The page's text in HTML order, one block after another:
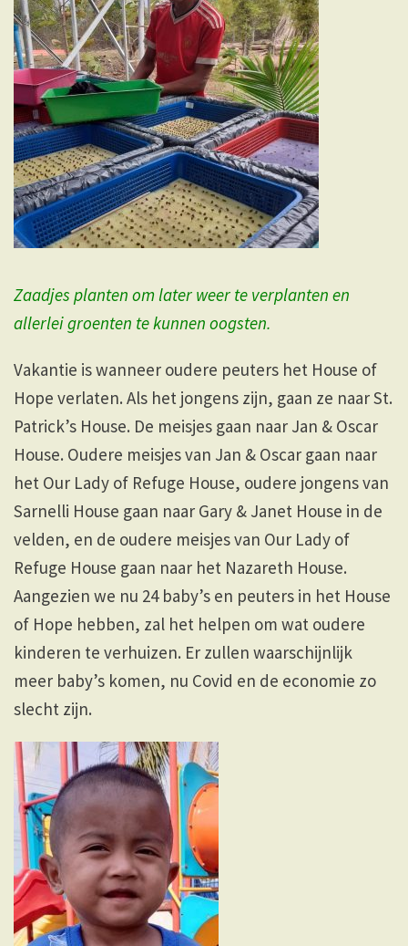
Zaadjes planten om later weer te verplanten en
allerlei groenten te kunnen oogsten.
Vakantie is wanneer oudere peuters het House of
Hope verlaten. Als het jongens zijn, gaan ze naar St.
Patrick’s House. De meisjes gaan naar Jan & Oscar
House. Oudere meisjes van Jan & Oscar gaan naar
het Our Lady of Refuge House, oudere jongens van
Sarnelli House gaan naar Gary & Janet House in de
velden, en de oudere meisjes van Our Lady of
Refuge House gaan naar het Nazareth House.
Aangezien we nu 24 baby’s en peuters in het House
of Hope hebben, zal het helpen om wat oudere
kinderen te verhuizen. Er zullen waarschijnlijk
meer baby’s komen, nu Covid en de economie zo
slecht zijn.